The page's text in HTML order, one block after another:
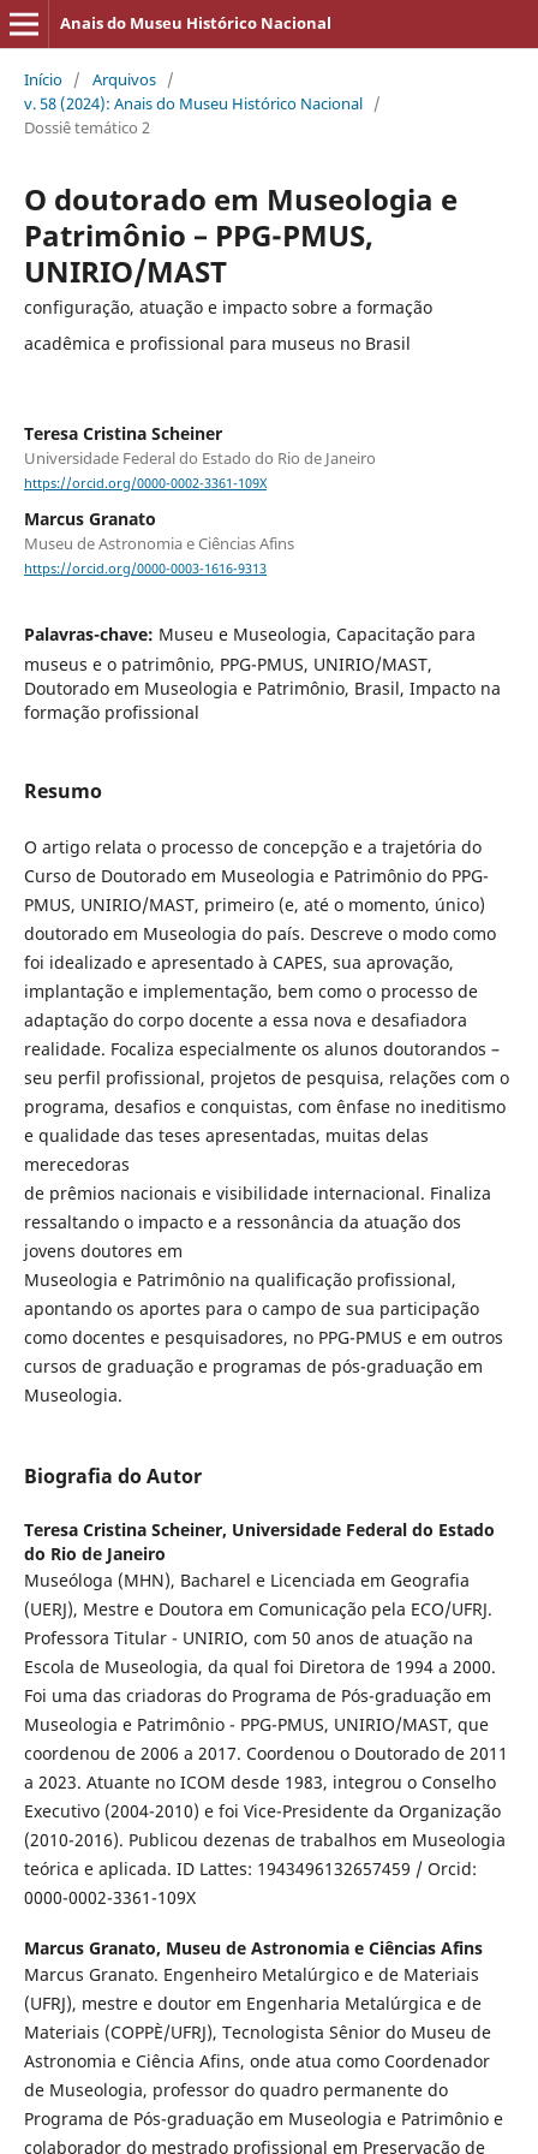
Anais do Museu Histórico Nacional
Início / Arquivos /
v. 58 (2024): Anais do Museu Histórico Nacional /
Dossiê temático 2
O doutorado em Museologia e
Patrimônio – PPG-PMUS,
UNIRIO/MAST
configuração, atuação e impacto sobre a formação
acadêmica e profissional para museus no Brasil
Teresa Cristina Scheiner
Universidade Federal do Estado do Rio de Janeiro
https://orcid.org/0000-0002-3361-109X
Marcus Granato
Museu de Astronomia e Ciências Afins
https://orcid.org/0000-0003-1616-9313
Palavras-chave: Museu e Museologia, Capacitação para
museus e o patrimônio, PPG-PMUS, UNIRIO/MAST,
Doutorado em Museologia e Patrimônio, Brasil, Impacto na
formação profissional
Resumo
O artigo relata o processo de concepção e a trajetória do
Curso de Doutorado em Museologia e Patrimônio do PPG-
PMUS, UNIRIO/MAST, primeiro (e, até o momento, único)
doutorado em Museologia do país. Descreve o modo como
foi idealizado e apresentado à CAPES, sua aprovação,
implantação e implementação, bem como o processo de
adaptação do corpo docente a essa nova e desafiadora
realidade. Focaliza especialmente os alunos doutorandos –
seu perfil profissional, projetos de pesquisa, relações com o
programa, desafios e conquistas, com ênfase no ineditismo
e qualidade das teses apresentadas, muitas delas
merecedoras
de prêmios nacionais e visibilidade internacional. Finaliza
ressaltando o impacto e a ressonância da atuação dos
jovens doutores em
Museologia e Patrimônio na qualificação profissional,
apontando os aportes para o campo de sua participação
como docentes e pesquisadores, no PPG-PMUS e em outros
cursos de graduação e programas de pós-graduação em
Museologia.
Biografia do Autor
Teresa Cristina Scheiner, Universidade Federal do Estado
do Rio de Janeiro
Museóloga (MHN), Bacharel e Licenciada em Geografia
(UERJ), Mestre e Doutora em Comunicação pela ECO/UFRJ.
Professora Titular - UNIRIO, com 50 anos de atuação na
Escola de Museologia, da qual foi Diretora de 1994 a 2000.
Foi uma das criadoras do Programa de Pós-graduação em
Museologia e Patrimônio - PPG-PMUS, UNIRIO/MAST, que
coordenou de 2006 a 2017. Coordenou o Doutorado de 2011
a 2023. Atuante no ICOM desde 1983, integrou o Conselho
Executivo (2004-2010) e foi Vice-Presidente da Organização
(2010-2016). Publicou dezenas de trabalhos em Museologia
teórica e aplicada. ID Lattes: 1943496132657459 / Orcid:
0000-0002-3361-109X
Marcus Granato, Museu de Astronomia e Ciências Afins
Marcus Granato. Engenheiro Metalúrgico e de Materiais
(UFRJ), mestre e doutor em Engenharia Metalúrgica e de
Materiais (COPPÈ/UFRJ), Tecnologista Sênior do Museu de
Astronomia e Ciência Afins, onde atua como Coordenador
de Museologia, professor do quadro permanente do
Programa de Pós-graduação em Museologia e Patrimônio e
colaborador do mestrado profissional em Preservação de